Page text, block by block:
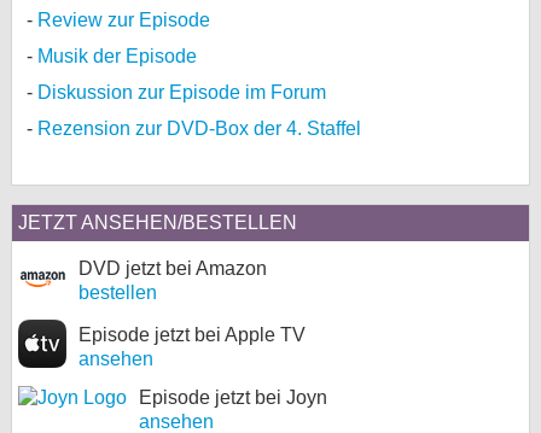
Review zur Episode
Musik der Episode
Diskussion zur Episode im Forum
Rezension zur DVD-Box der 4. Staffel
JETZT ANSEHEN/BESTELLEN
DVD jetzt bei Amazon
bestellen
Episode jetzt bei Apple TV
ansehen
Episode jetzt bei Joyn
ansehen